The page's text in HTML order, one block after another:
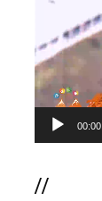
00:00
//